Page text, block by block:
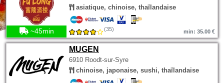
asiatique, chinoise, thaïlandaise
~45min (35) min: 35.00 €
MUGEN
6910 Roodt-sur-Syre
chinoise, japonaise, sushi, thaïlandaise